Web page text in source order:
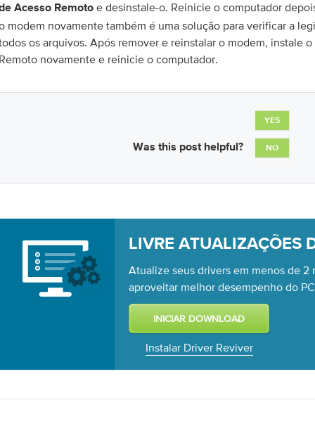
Acesso Remoto e desinstale-o. Reinicie o computador
modem novamente também é uma solução para verificar a
os arquivos. Após remover e reinstalar o modem, instale
novamente e reinicie o computador.
Was this post helpful?
YES
NO
LIVRE ATUALIZAÇÕES
Atualize seus drivers em menos de 2
aproveitar melhor desempenho do
Instalar Driver Reviver